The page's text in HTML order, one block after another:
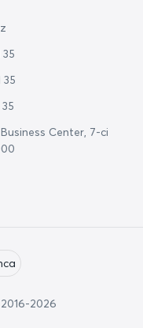
Center, 7-ci
2026